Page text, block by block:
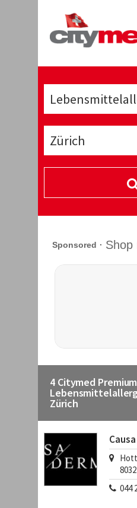
4 Citymed
Zürich
8032
044